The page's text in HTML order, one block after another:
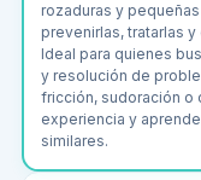
rozaduras y
prevenirlas, tratarlas
Ideal para quienes
y resolución de
fricción, sudoración o
experiencia y
similares.